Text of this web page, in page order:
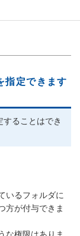
指定できます
ることはでき
いるフォルダに
方が付与できま